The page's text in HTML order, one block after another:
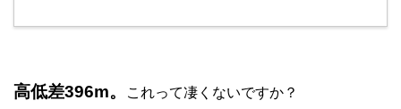
高低差396m。 これって凄くないですか？